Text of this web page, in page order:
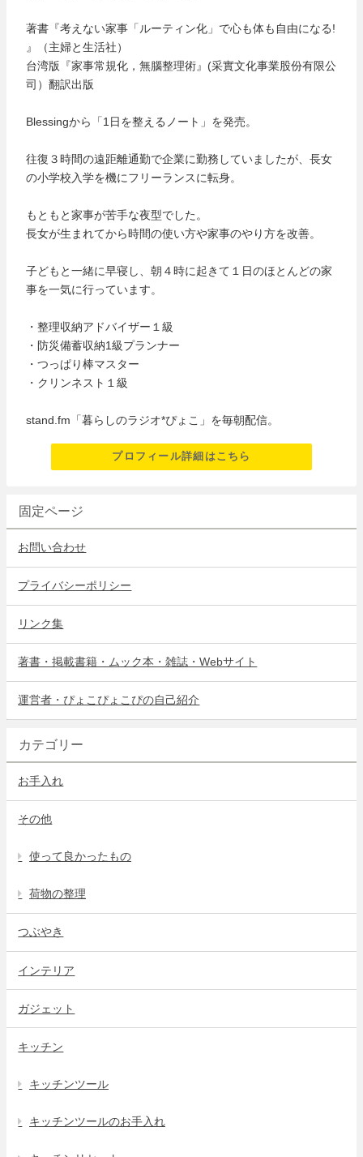
著書『考えない家事「ルーティン化」で心も体も自由になる!
』（主婦と生活社）
台湾版『家事常規化，無腦整理術』(采實文化事業股份有限公
司）翻訳出版
Blessingから「1日を整えるノート」を発売。
往復３時間の遠距離通勤で企業に勤務していましたが、長女
の小学校入学を機にフリーランスに転身。
もともと家事が苦手な夜型でした。
長女が生まれてから時間の使い方や家事のやり方を改善。
子どもと一緒に早寝し、朝４時に起きて１日のほとんどの家
事を一気に行っています。
・整理収納アドバイザー１級
・防災備蓄収納1級プランナー
・つっぱり棒マスター
・クリンネスト１級
stand.fm「暮らしのラジオ*ぴょこ」を毎朝配信。
プロフィール詳細はこちら
固定ページ
お問い合わせ
プライバシーポリシー
リンク集
著書・掲載書籍・ムック本・雑誌・Webサイト
運営者・ぴょこぴょこぴの自己紹介
カテゴリー
お手入れ
その他
使って良かったもの
荷物の整理
つぶやき
インテリア
ガジェット
キッチン
キッチンツール
キッチンツールのお手入れ